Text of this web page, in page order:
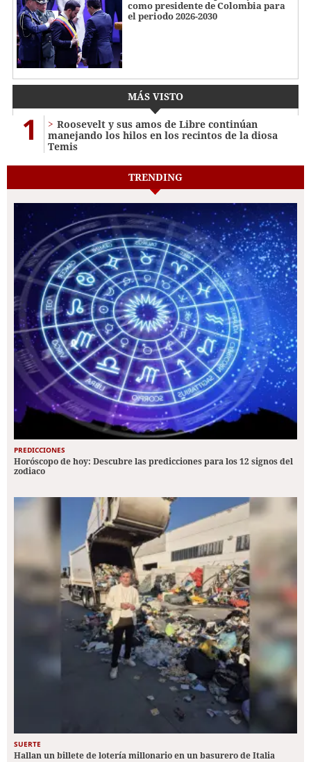
como presidente de Colombia para
el periodo 2026-2030
MÁS VISTO
1
Roosevelt y sus amos de Libre continúan
manejando los hilos en los recintos de la diosa
Temis
TRENDING
PREDICCIONES
Horóscopo de hoy: Descubre las predicciones para los 12 signos del
zodiaco
SUERTE
Hallan un billete de lotería millonario en un basurero de Italia